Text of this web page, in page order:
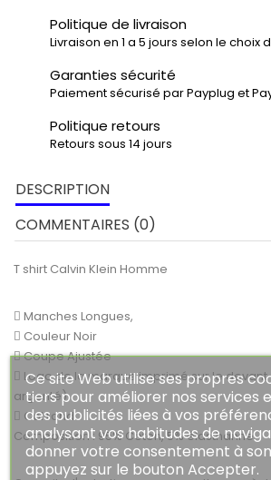
Ce site Web utilise ses propres
tiers pour améliorer nos services
des publicités liées à vos
analysant vos habitudes de
donner votre consentement à
appuyez sur le bouton Accepter.
Politique de livraison
Livraison en 1 a 5 jours selon le choix
Garanties sécurité
Paiement sécurisé par Payplug et
Politique retours
Retours sous 14 jours
DESCRIPTION
COMMENTAIRES (0)
T shirt Calvin Klein Homme
 Manches Longues,
 Couleur Noir
 Coupe Ajustée
 Logo de la marque imprimé sur le
argenté)
 Col rond
Composition : 95% Coton, 5% élasthanne